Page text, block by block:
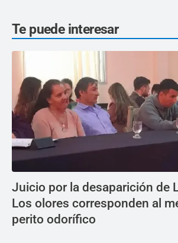
Te puede interesar
Juicio por la desaparición de
Los olores corresponden al
perito odorífico